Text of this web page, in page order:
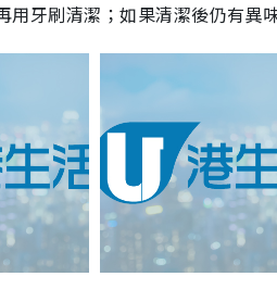
用牙刷清潔；如果清潔後仍有異